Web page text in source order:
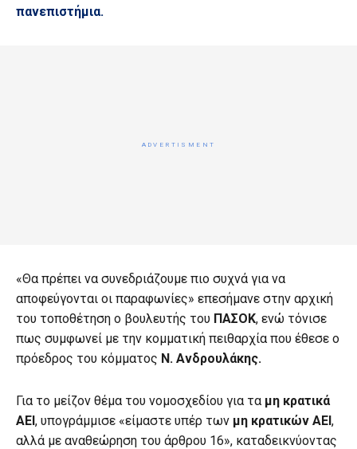
πανεπιστήμια.
«Θα πρέπει να συνεδριάζουμε πιο συχνά για να
αποφεύγονται οι παραφωνίες» επεσήμανε στην αρχική
του τοποθέτηση ο βουλευτής του ΠΑΣΟΚ, ενώ τόνισε
πως συμφωνεί με την κομματική πειθαρχία που έθεσε ο
πρόεδρος του κόμματος Ν. Ανδρουλάκης.
Για το μείζον θέμα του νομοσχεδίου για τα μη κρατικά
ΑΕΙ, υπογράμμισε «είμαστε υπέρ των μη κρατικών ΑΕΙ,
αλλά με αναθεώρηση του άρθρου 16», καταδεικνύοντας